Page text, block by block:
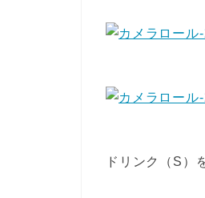
ドリンク（S）